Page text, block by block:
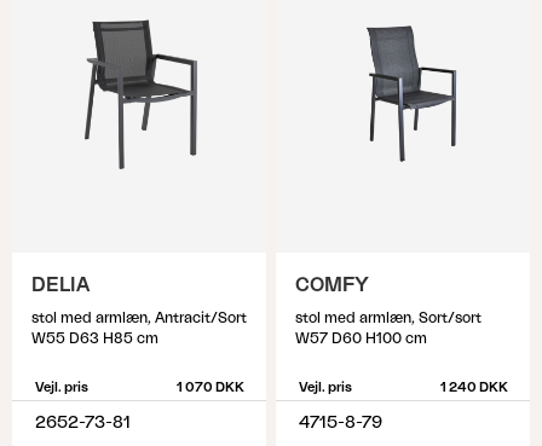
DELIA
stol med armlæn, Antracit/Sort
W55 D63 H85 cm
Vejl. pris 1 070 DKK
2652-73-81
COMFY
stol med armlæn, Sort/sort
W57 D60 H100 cm
Vejl. pris 1 240 DKK
4715-8-79